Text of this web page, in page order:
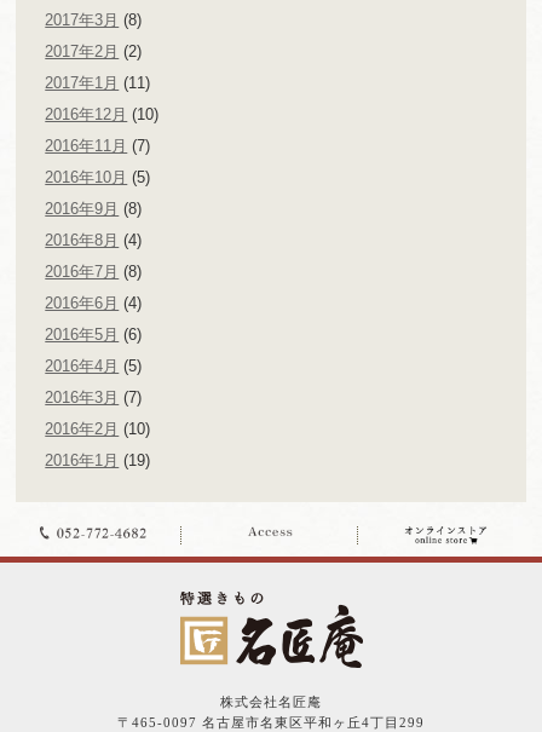
2017年3月 (8)
2017年2月 (2)
2017年1月 (11)
2016年12月 (10)
2016年11月 (7)
2016年10月 (5)
2016年9月 (8)
2016年8月 (4)
2016年7月 (8)
2016年6月 (4)
2016年5月 (6)
2016年4月 (5)
2016年3月 (7)
2016年2月 (10)
2016年1月 (19)
株式会社名匠庵
〒465-0097 名古屋市名東区平和ヶ丘4丁目299